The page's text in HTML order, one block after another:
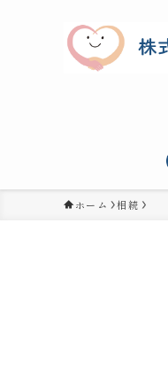
ホーム 相続